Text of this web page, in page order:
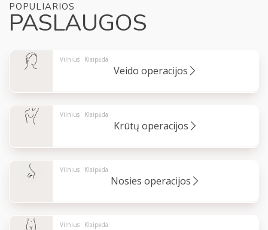
POPULIARIOS
PASLAUGOS
Vilnius Klaipėda
Veido operacijos
Vilnius Klaipėda
Krūtų operacijos
Nosies operacijos
Vilnius Klaipėda
Vilnius Klaipėda